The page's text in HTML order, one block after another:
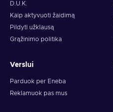
D.U.K.
Kaip aktyvuoti žaidimą
Pildyti užklausą
Grąžinimo politika
Verslui
Parduok per Eneba
Reklamuok pas mus